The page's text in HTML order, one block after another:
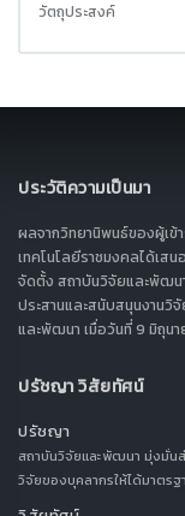
วัตถุประสงค์
ประวัติความเป็นมา
ผลจากวิทยานิพนธ์ของผู้เ
เทคโนโลยีราชมงคลได้เส
จัดตั้ง สถาบันวิจัยและพัฒนา
ประสานและสนับสนุนงานวิ
และพัฒนา เมื่อวันที่ 9 มิถุน
ปรัชญา วิสัยทัศน์
ปรัชญา
สถาบันวิจัยและพัฒนา มุ่งมั่นส่
วิจัยของบุคลากรให้ได้มาตรฐ